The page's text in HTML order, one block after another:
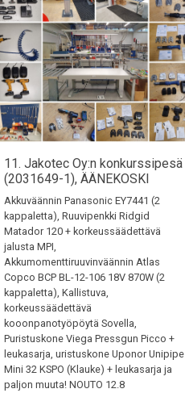
11. Jakotec Oy:n konkurssipesä
(2031649-1), ÄÄNEKOSKI
Akkuväännin Panasonic EY7441 (2
kappaletta), Ruuvipenkki Ridgid
Matador 120 + korkeussäädettävä
jalusta MPI,
Akkumomenttiruuvinväännin Atlas
Copco BCP BL-12-106 18V 870W (2
kappaletta), Kallistuva,
korkeussäädettävä
kooonpanotyöpöytä Sovella,
Puristuskone Viega Pressgun Picco +
leukasarja, uristuskone Uponor Unipipe
Mini 32 KSPO (Klauke) + leukasarja ja
paljon muuta! NOUTO 12.8